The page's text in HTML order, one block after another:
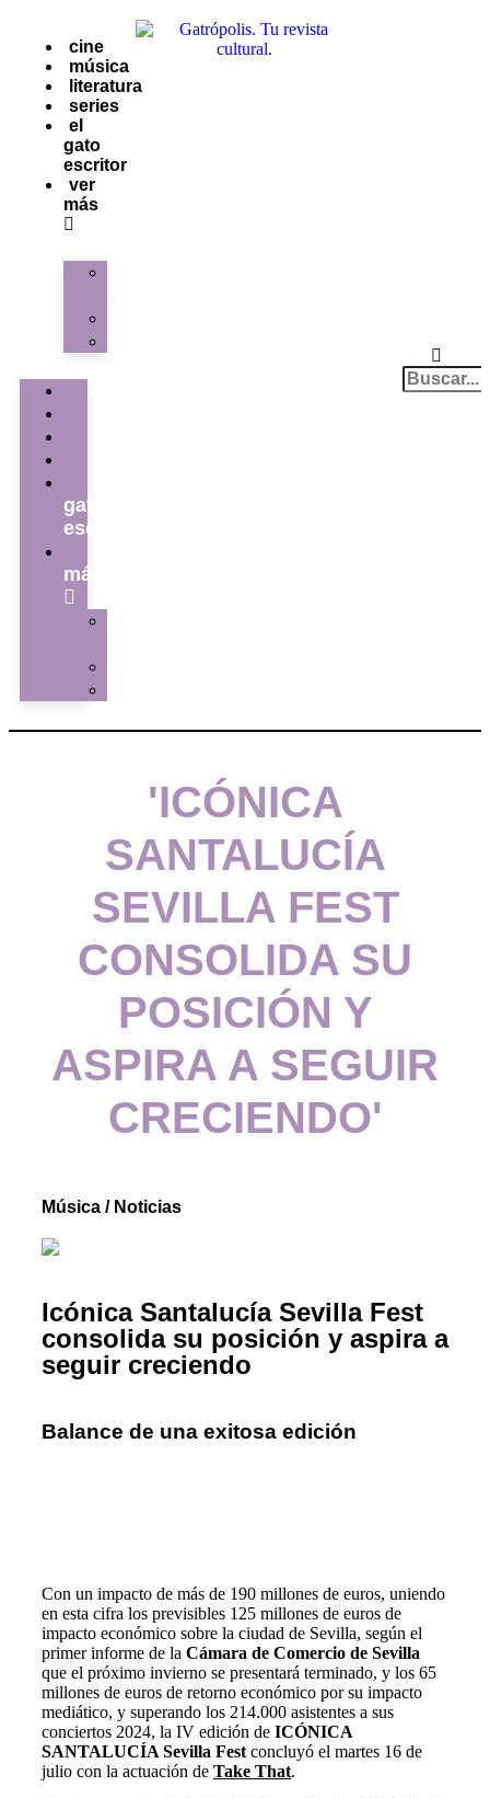
cine
música
literatura
series
el
gato
escritor
ver
más
gato
escritor
más
'ICÓNICA
SANTALUCÍA
SEVILLA FEST
CONSOLIDA SU
POSICIÓN Y
ASPIRA A SEGUIR
CRECIENDO'
Música / Noticias
Icónica Santalucía Sevilla Fest
consolida su posición y aspira a
seguir creciendo
Balance de una exitosa edición
Con un impacto de más de 190 millones de euros, uniendo
en esta cifra los previsibles 125 millones de euros de
impacto económico sobre la ciudad de Sevilla, según el
primer informe de la Cámara de Comercio de Sevilla
que el próximo invierno se presentará terminado, y los 65
millones de euros de retorno económico por su impacto
mediático, y superando los 214.000 asistentes a sus
conciertos 2024, la IV edición de ICÓNICA
SANTALUCÍA Sevilla Fest concluyó el martes 16 de
julio con la actuación de Take That.